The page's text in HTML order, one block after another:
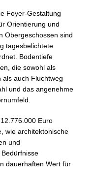
Foyer-Gestaltung
Orientierung und
Obergeschossen sind
tagesbelichtete
Bodentiefe
die sowohl als
als auch Fluchtweg
und das angenehme
Euro
wie architektonische
und
dauerhaften Wert für